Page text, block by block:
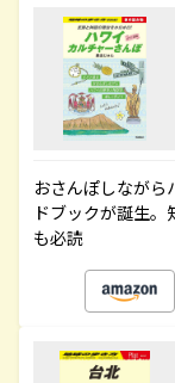
おさんぽしながら
ドブックが誕生
も必読